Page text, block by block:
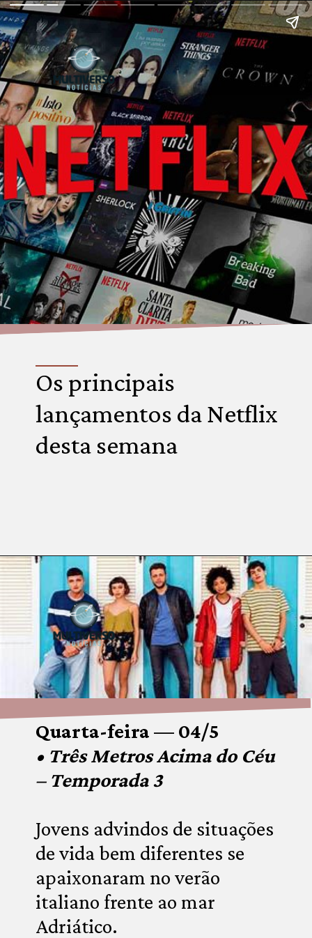
Os principais
lançamentos da Netflix
desta semana
Opening
Quarta-feira — 04/5
• Três Metros Acima do Céu
– Temporada 3
Jovens advindos de situações
de vida bem diferentes se
apaixonaram no verão
italiano frente ao mar
Adriático.